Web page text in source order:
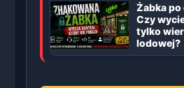
Żabka
Czy
tylko
lodowej?